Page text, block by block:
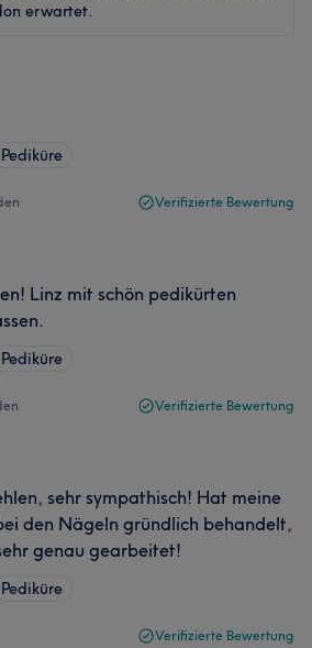
erwartet.
Pediküre
Verifizierte Bewertung
Linz mit schön pedikürten
Pediküre
Verifizierte Bewertung
sehr sympathisch! Hat meine
den Nägeln gründlich behandelt,
genau gearbeitet!
Pediküre
Verifizierte Bewertung